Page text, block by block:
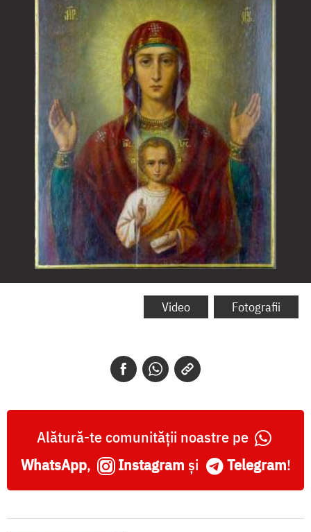
Icoana
Novgorod
Video Fotografii
Alătură-te comunității noastre pe
WhatsApp, Instagram și Telegram!